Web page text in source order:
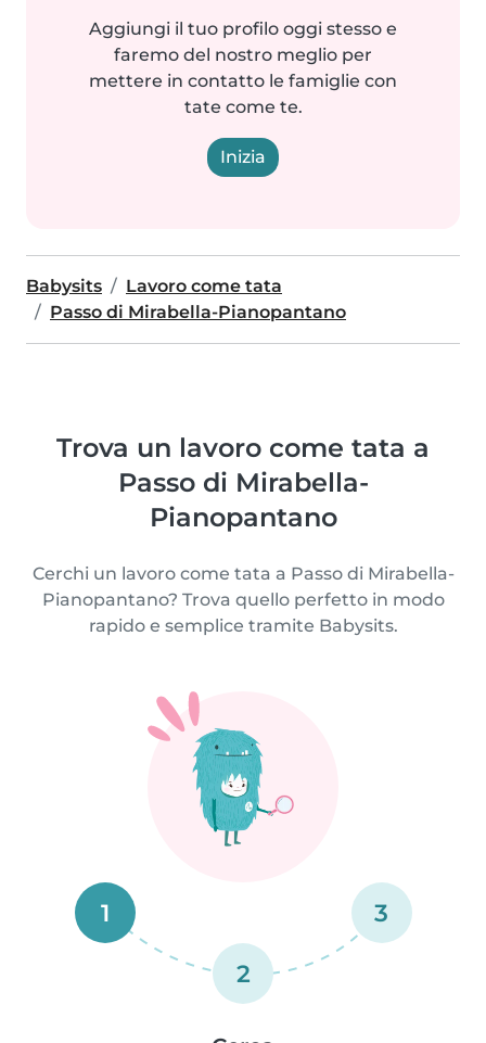
Aggiungi il tuo profilo oggi stesso e
faremo del nostro meglio per
mettere in contatto le famiglie con
tate come te.
Inizia
Babysits
Lavoro come tata
Passo di Mirabella-Pianopantano
Trova un lavoro come tata a
Passo di Mirabella-
Pianopantano
Cerchi un lavoro come tata a Passo di Mirabella-
Pianopantano? Trova quello perfetto in modo
rapido e semplice tramite Babysits.
1
2
3